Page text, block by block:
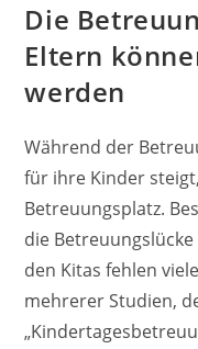
Die
Eltern
werden
Während der
für ihre Kinder
Betreuungsplatz.
die
den Kitas fehlen
mehrerer Studien,